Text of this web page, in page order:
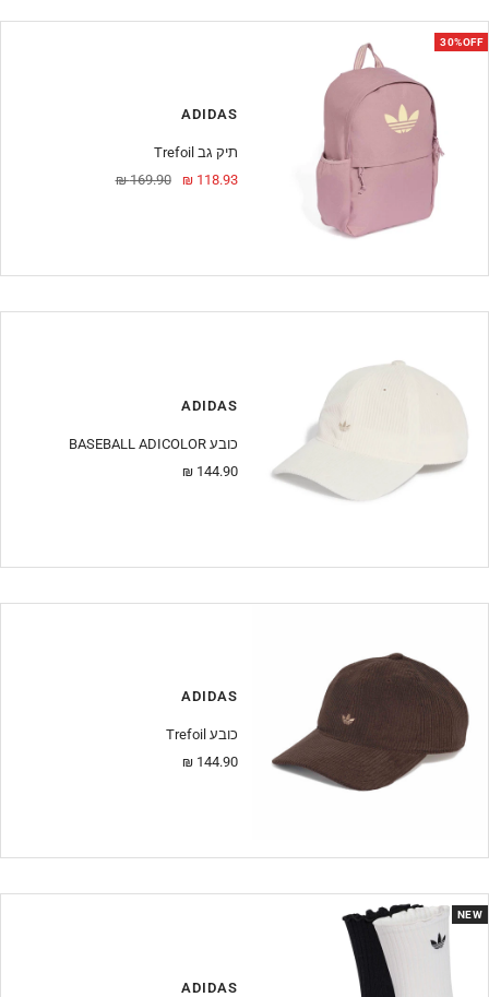
30%OFF
ADIDAS
Trefoil תיק גב
מחיר
118.93 ₪ מחיר
169.90 ₪
ADIDAS
BASEBALL ADICOLOR כובע
מחיר
144.90 ₪
ADIDAS
Trefoil כובע
מחיר
144.90 ₪
NEW
ADIDAS